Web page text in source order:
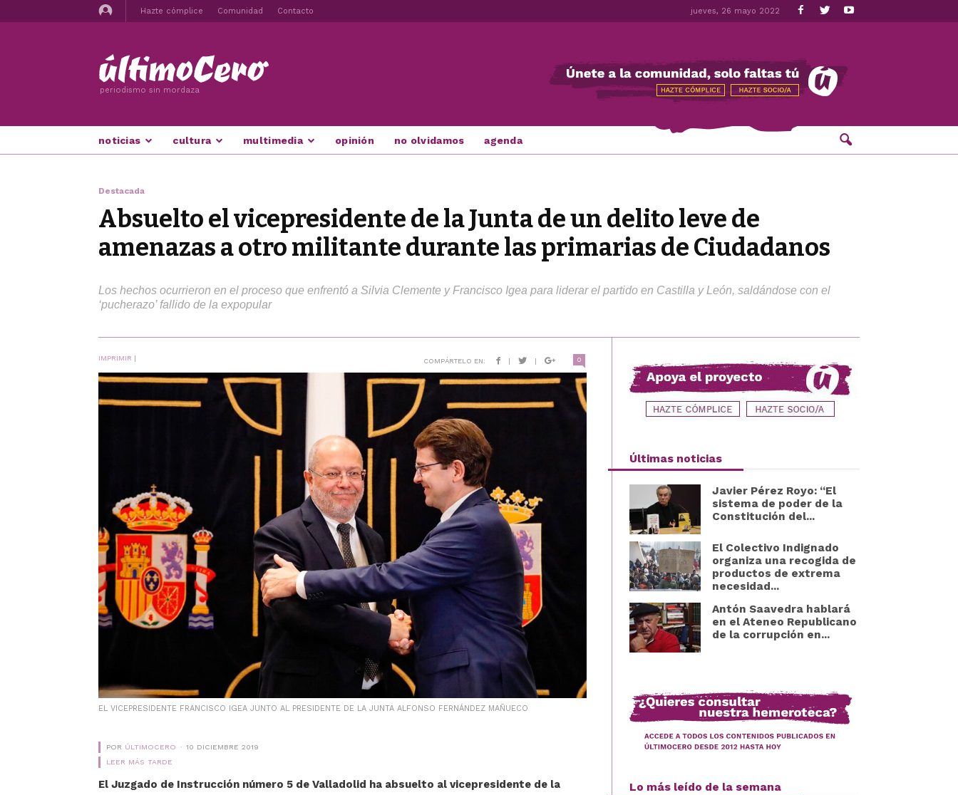
Hazte cómplice Comunidad Contacto jueves, 26 mayo 2022
periodismo sin mordaza
noticias cultura multimedia opinión no olvidamos agenda
Destacada
Absuelto el vicepresidente de la Junta de un delito leve de
amenazas a otro militante durante las primarias de Ciudadanos
Los hechos ocurrieron en el proceso que enfrentó a Silvia Clemente y Francisco Igea para liderar el partido en Castilla y León, saldándose con el
‘pucherazo’ fallido de la expopular
IMPRIMIR | COMPÁRTELO EN: | | 0
EL VICEPRESIDENTE FRANCISCO IGEA JUNTO AL PRESIDENTE DE LA JUNTA ALFONSO FERNÁNDEZ MAÑUECO
POR ÚLTIMOCERO
10 DICIEMBRE 2019
LEER MÁS TARDE
El Juzgado de Instrucción número 5 de Valladolid ha absuelto al vicepresidente de la
Últimas noticias
Javier Pérez Royo: “El
sistema de poder de la
Constitución del...
El Colectivo Indignado
organiza una recogida de
productos de extrema
necesidad...
Antón Saavedra hablará
en el Ateneo Republicano
de la corrupción en...
Lo más leído de la semana